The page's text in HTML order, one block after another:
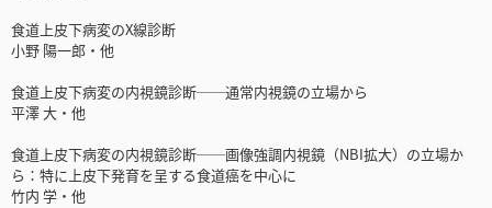
食道上皮下病変のX線診断
小野 陽一郎・他
食道上皮下病変の内視鏡診断──通常内視鏡の立場から
平澤 大・他
食道上皮下病変の内視鏡診断──画像強調内視鏡（NBI拡大）の立場か
ら：特に上皮下発育を呈する食道癌を中心に
竹内 学・他